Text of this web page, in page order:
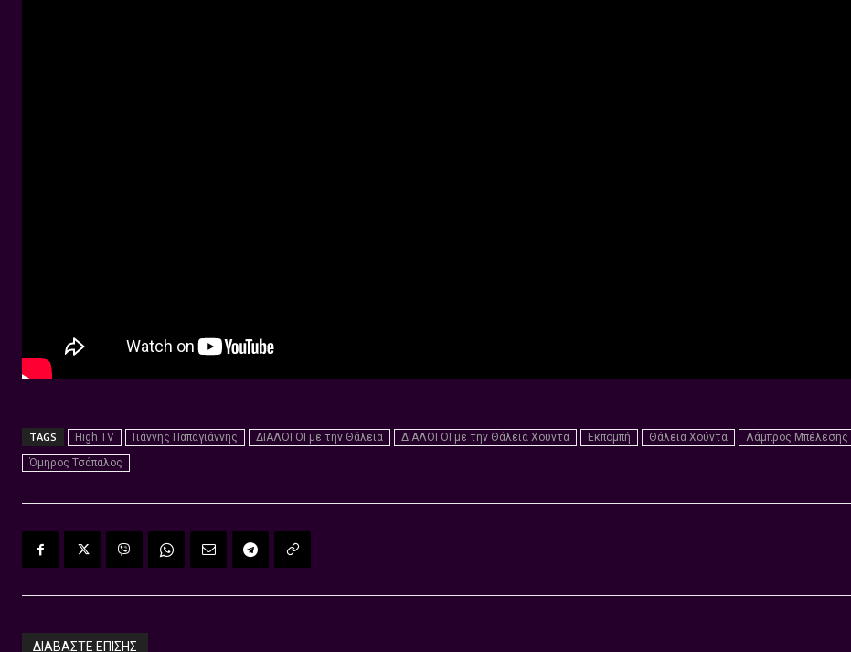
TAGS High TV Γιάννης Παπαγιάννης ΔΙΑΛΟΓΟΙ με την Θάλεια ΔΙΑΛΟΓΟΙ με την Θάλεια Χούντα Εκπομπή Θάλεια Χούντα
Λάμπρος Μπέλεσης
Όμηρος Τσάπαλος
ΔΙΑΒΑΣΤΕ ΕΠΙΣΗΣ